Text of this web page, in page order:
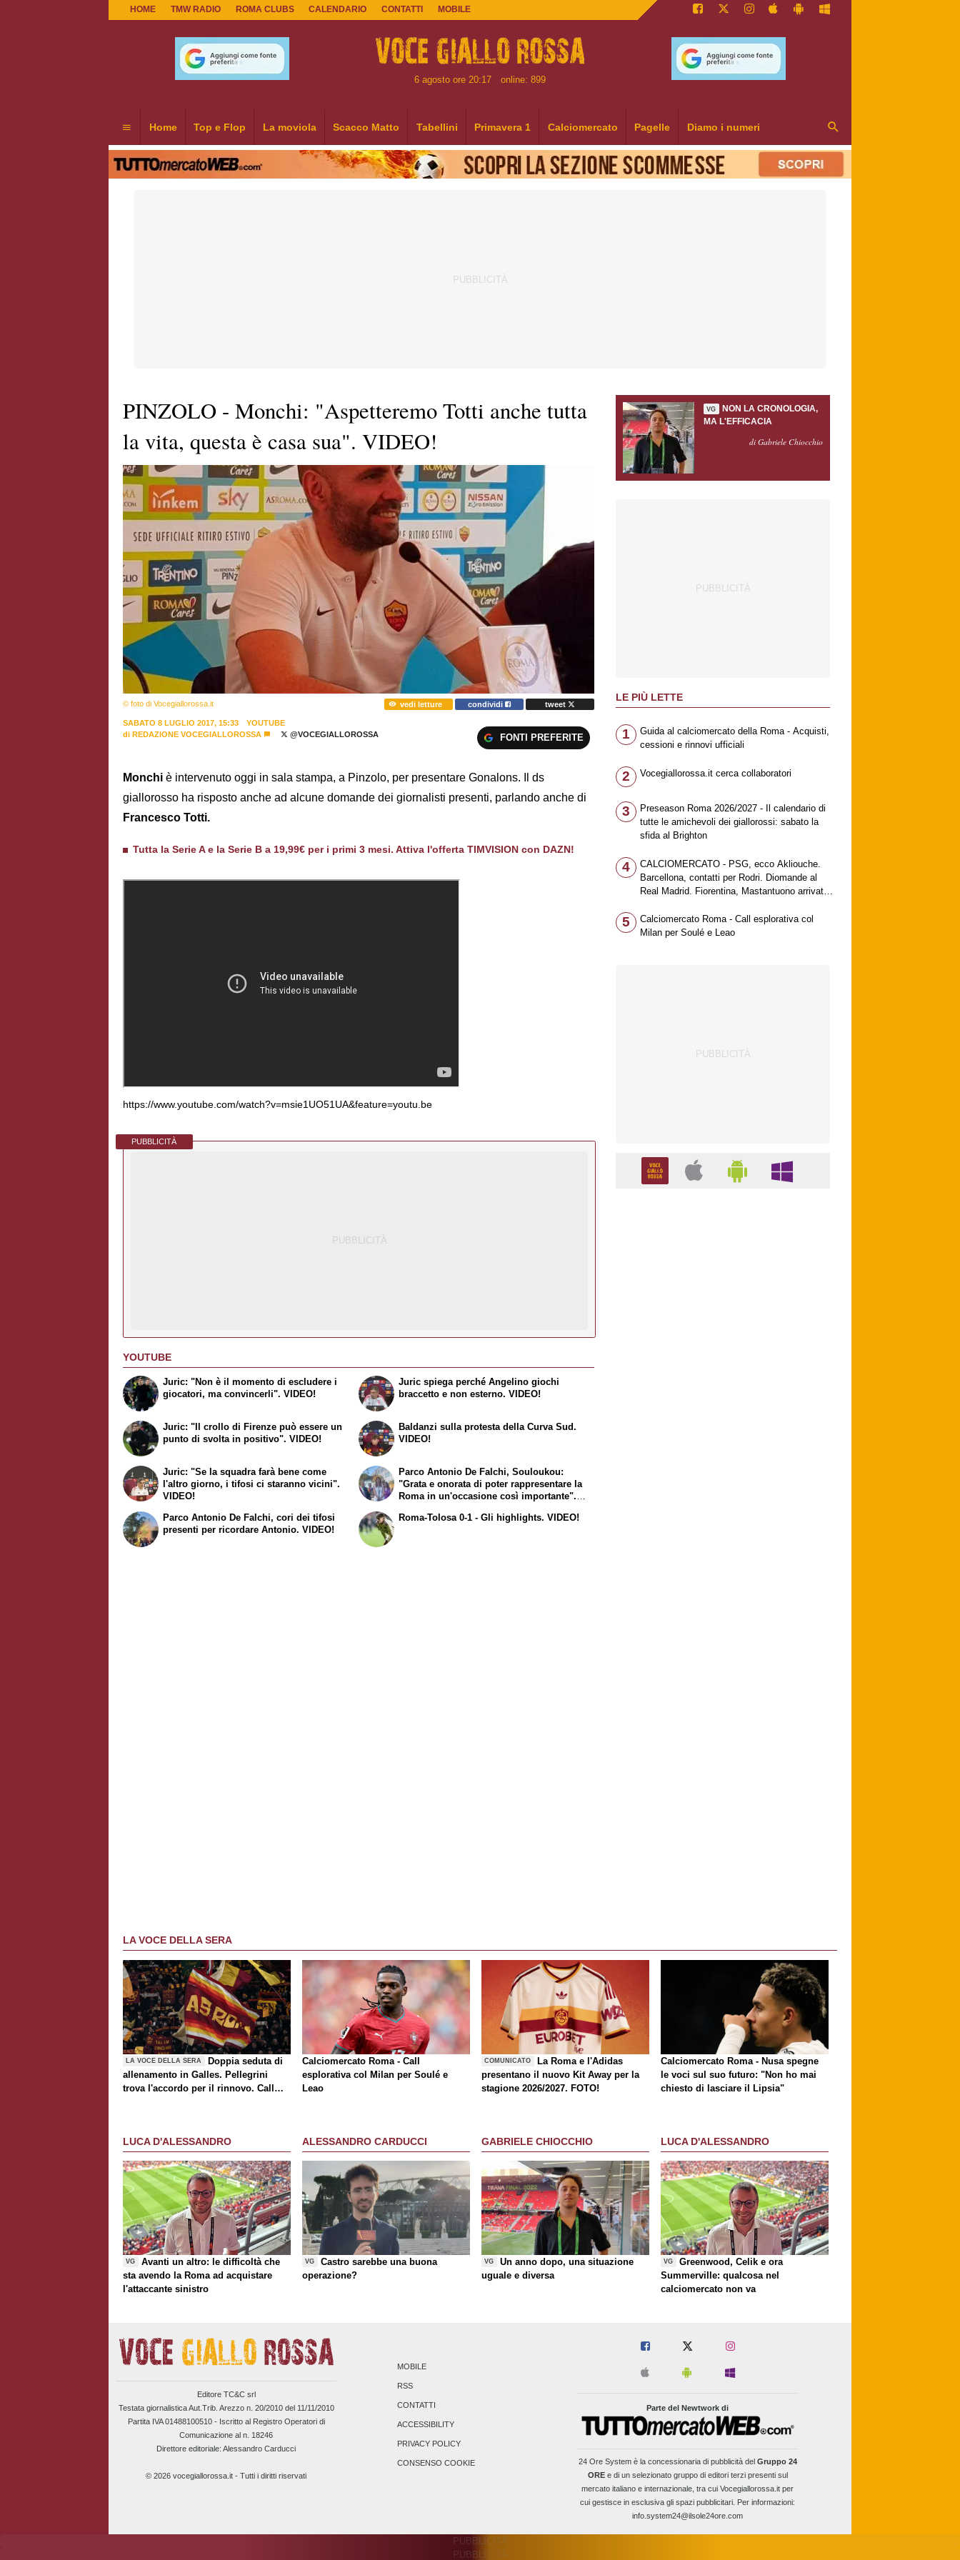
HOME TMW RADIO ROMA CLUBS CALENDARIO CONTATTI MOBILE
6 agosto ore 20:17 online: 899
Home Top e Flop La moviola Scacco Matto Tabellini Primavera 1 Calciomercato Pagelle Diamo i numeri
PINZOLO - Monchi: "Aspetteremo Totti anche tutta
la vita, questa è casa sua". VIDEO!
© foto di Vocegiallorossa.it vedi letture condividi tweet
SABATO 8 LUGLIO 2017, 15:33
YOUTUBE
di REDAZIONE VOCEGIALLOROSSA @VOCEGIALLOROSSA FONTI PREFERITE
Monchi è intervenuto oggi in sala stampa, a Pinzolo, per presentare Gonalons. Il ds
giallorosso ha risposto anche ad alcune domande dei giornalisti presenti, parlando anche di
Francesco Totti.
Tutta la Serie A e la Serie B a 19,99€ per i primi 3 mesi. Attiva l'offerta TIMVISION con DAZN!
https://www.youtube.com/watch?v=msie1UO51UA&feature=youtu.be
PUBBLICITÀ
YOUTUBE
Juric: "Non è il momento di escludere i
giocatori, ma convincerli". VIDEO!
Juric: "Il crollo di Firenze può essere un
punto di svolta in positivo". VIDEO!
Juric spiega perché Angelino giochi
braccetto e non esterno. VIDEO!
Baldanzi sulla protesta della Curva Sud.
VIDEO!
Juric: "Se la squadra farà bene come
l'altro giorno, i tifosi ci staranno vicini".
VIDEO!
Parco Antonio De Falchi, cori dei tifosi
presenti per ricordare Antonio. VIDEO!
Parco Antonio De Falchi, Souloukou:
"Grata e onorata di poter rappresentare la
Roma in un'occasione così importante".
Roma-Tolosa 0-1 - Gli highlights. VIDEO!
VG
NON LA CRONOLOGIA,
MA L'EFFICACIA
di Gabriele Chiocchio
LE PIÙ LETTE
1
Guida al calciomercato della Roma - Acquisti,
cessioni e rinnovi ufficiali
2 Vocegiallorossa.it cerca collaboratori
3
Preseason Roma 2026/2027 - Il calendario di
tutte le amichevoli dei giallorossi: sabato la
sfida al Brighton
4
CALCIOMERCATO - PSG, ecco Akliouche.
Barcellona, contatti per Rodri. Diomande al
Real Madrid. Fiorentina, Mastantuono arrivato
5
Calciomercato Roma - Call esplorativa col
Milan per Soulé e Leao
LA VOCE DELLA SERA
LA VOCE DELLA SERA
Doppia seduta di
allenamento in Galles. Pellegrini
trova l'accordo per il rinnovo. Call
Calciomercato Roma - Call
esplorativa col Milan per Soulé e
Leao
COMUNICATO
La Roma e l'Adidas
presentano il nuovo Kit Away per la
stagione 2026/2027. FOTO!
Calciomercato Roma - Nusa spegne
le voci sul suo futuro: "Non ho mai
chiesto di lasciare il Lipsia"
LUCA D'ALESSANDRO
VG
Avanti un altro: le difficoltà che
sta avendo la Roma ad acquistare
l'attaccante sinistro
ALESSANDRO CARDUCCI
VG
Castro sarebbe una buona
operazione?
GABRIELE CHIOCCHIO
VG
Un anno dopo, una situazione
uguale e diversa
LUCA D'ALESSANDRO
VG
Greenwood, Celik e ora
Summerville: qualcosa nel
calciomercato non va
Editore TC&C srl
Testata giornalistica Aut.Trib. Arezzo n. 20/2010 del 11/11/2010
Partita IVA 01488100510 - Iscritto al Registro Operatori di
Comunicazione al n. 18246
Direttore editoriale: Alessandro Carducci
© 2026 vocegiallorossa.it - Tutti i diritti riservati
MOBILE
RSS
CONTATTI
ACCESSIBILITY
PRIVACY POLICY
CONSENSO COOKIE
Parte del Newtwork di
24 Ore Systemè la concessionaria di pubblicità del Gruppo 24
OREe di un selezionato gruppo di editori terzi presenti sul
mercato italiano e internazionale, tra cui Vocegiallorossa.it per
cui gestisce in esclusiva gli spazi pubblicitari. Per informazioni:
info.system24@ilsole24ore.com